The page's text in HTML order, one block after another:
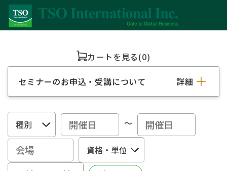
カートを見る(0)
セミナーのお申込・受講について 詳細
～